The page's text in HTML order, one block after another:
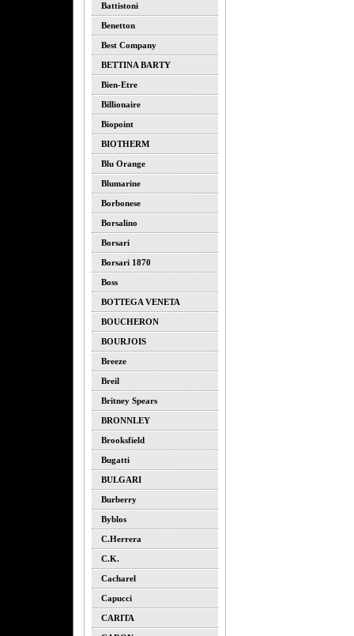
Battistoni
Benetton
Best Company
BETTINA BARTY
Bien-Etre
Billionaire
Biopoint
BIOTHERM
Blu Orange
Blumarine
Borbonese
Borsalino
Borsari
Borsari 1870
Boss
BOTTEGA VENETA
BOUCHERON
BOURJOIS
Breeze
Breil
Britney Spears
BRONNLEY
Brooksfield
Bugatti
BULGARI
Burberry
Byblos
C.herrera
C.k.
Cacharel
Capucci
CARITA